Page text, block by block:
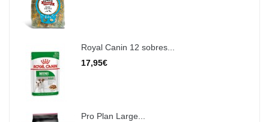
Royal Canin 12 sobres...
17,95€
Pro Plan Large...